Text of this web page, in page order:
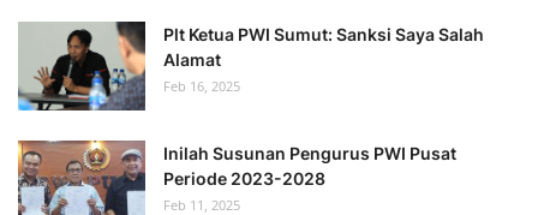
Plt Ketua PWI Sumut: Sanksi Saya Salah
Alamat
Feb 16, 2025
Inilah Susunan Pengurus PWI Pusat
Periode 2023-2028
Feb 11, 2025